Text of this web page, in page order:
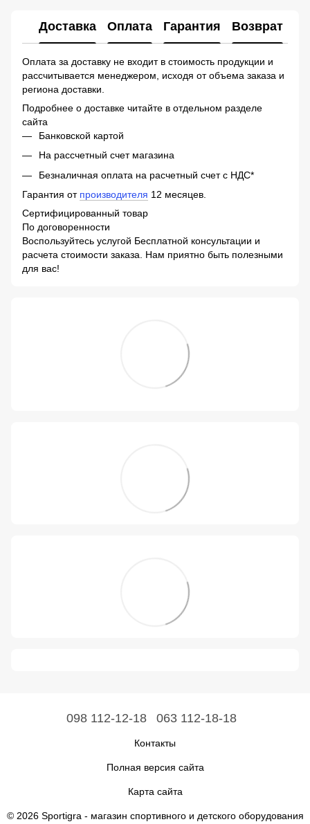
Доставка Оплата Гарантия Возврат
Оплата за доставку не входит в стоимость продукции и
рассчитывается менеджером, исходя от объема заказа и
региона доставки.
Подробнее о доставке читайте в отдельном разделе
сайта
Банковской картой
На рассчетный счет магазина
Безналичная оплата на расчетный счет с НДС*
Гарантия от производителя 12 месяцев.
Сертифицированный товар
По договоренности
Воспользуйтесь услугой Бесплатной консультации и
расчета стоимости заказа. Нам приятно быть полезными
для вас!
098 112-12-18 063 112-18-18
Контакты
Полная версия сайта
Карта сайта
© 2026 Sportigra - магазин спортивного и детского оборудования